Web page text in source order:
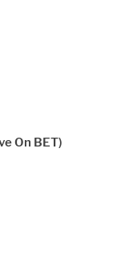
On BET)